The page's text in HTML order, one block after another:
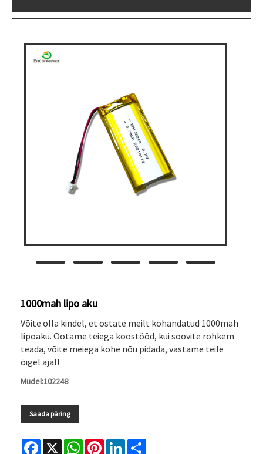
1000mah lipo aku
Võite olla kindel, et ostate meilt kohandatud 1000mah
lipoaku. Ootame teiega koostööd, kui soovite rohkem
teada, võite meiega kohe nõu pidada, vastame teile
õigel ajal!
Mudel:102248
Saada päring
Facebook
X WhatsAppPinterestLinkedIn